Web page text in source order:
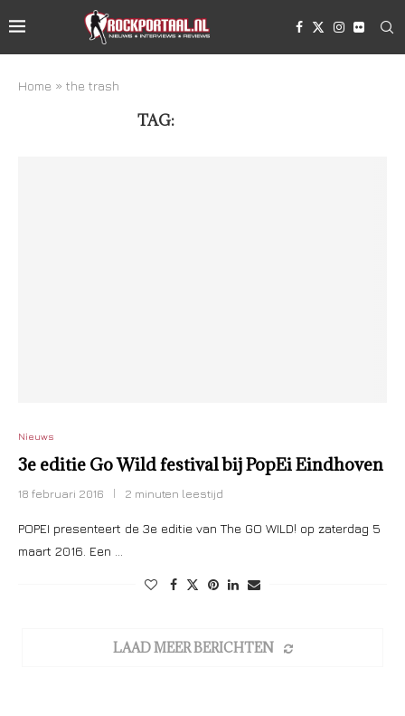
Home » the trash
TAG:
Nieuws
3e editie Go Wild festival bij PopEi Eindhoven
18 februari 2016 2 minuten leestijd
POPEI presenteert de 3e editie van The GO WILD! op zaterdag 5
maart 2016. Een …
LAAD MEER BERICHTEN